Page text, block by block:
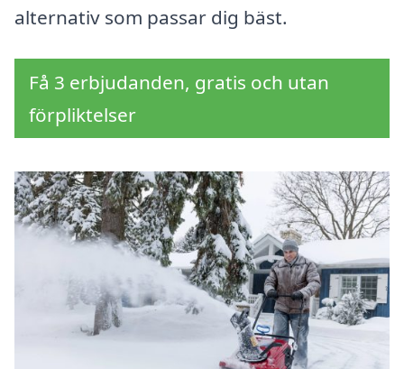
alternativ som passar dig bäst.
Få 3 erbjudanden, gratis och utan
förpliktelser